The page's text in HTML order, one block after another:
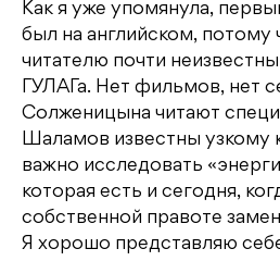
Как я уже упомянула,
был на английском, потому
читателю почти
ГУЛАГа. Нет фильмов, нет
Солженицына читают
Шаламов известны узкому
важно исследовать
которая есть и сегодня,
собственной правоте
Я хорошо представляю